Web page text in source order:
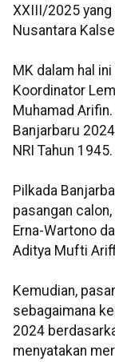
XXIII/2025
Nusantara
MK dalam hal
Koordinator
Muhamad
Banjarbaru
NRI Tahun 1945.
Pilkada
pasangan
Erna-Wartono
Aditya Mufti
Kemudian,
sebagaimana
2024
menyatakan